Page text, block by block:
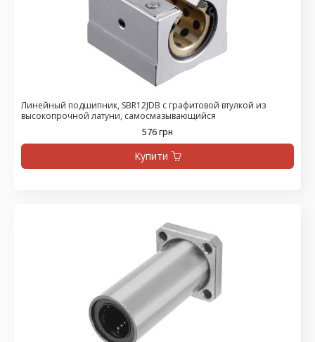
Линейный подшипник, SBR12JDB с графитовой втулкой из
высокопрочной латуни, самосмазывающийся
576 грн
Купити